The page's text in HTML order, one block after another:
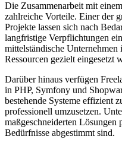
Die Zusammenarbeit mit einem
zahlreiche Vorteile. Einer der
Projekte lassen sich nach
langfristige Verpflichtungen
mittelständische Unternehmen
Ressourcen gezielt eingesetzt
Darüber hinaus verfügen
in PHP, Symfony und
bestehende Systeme effizient
professionell umzusetzen.
maßgeschneiderten
Bedürfnisse abgestimmt sind.